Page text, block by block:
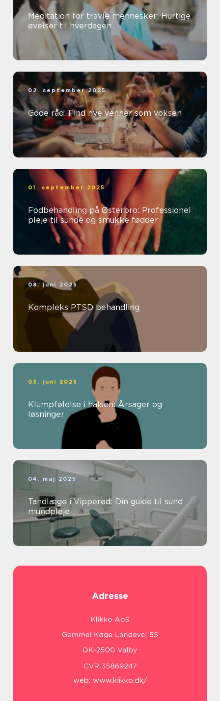
Meditation for travle mennesker: Hurtige
øvelser til hverdagen
02. september 2025
Gode råd: Find nye venner som voksen
01. september 2025
Fodbehandling på Østerbro: Professionel
pleje til sunde og smukke fødder
08. juni 2025
Kompleks PTSD behandling
03. juni 2025
Klumpfølelse i halsen: Årsager og
løsninger
04. maj 2025
Tandlæge i Vipperød: Din guide til sund
mundpleje
Adresse
web: www.klikko.dk/